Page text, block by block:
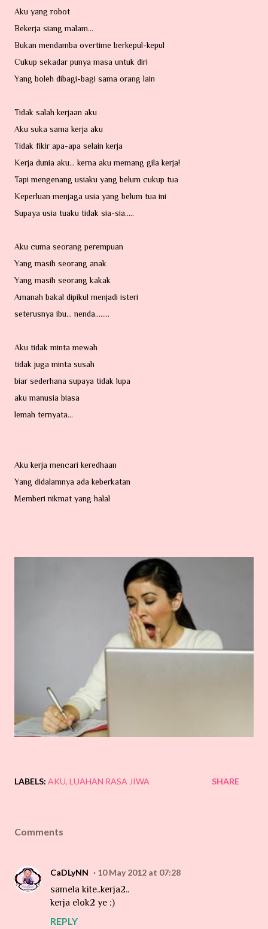
Aku yang robot
Bekerja siang malam...
Bukan mendamba overtime berkepul-kepul
Cukup sekadar punya masa untuk diri
Yang boleh dibagi-bagi sama orang lain
Tidak salah kerjaan aku
Aku suka sama kerja aku
Tidak fikir apa-apa selain kerja
Kerja dunia aku... kerna aku memang gila kerja!
Tapi mengenang usiaku yang belum cukup tua
Keperluan menjaga usia yang belum tua ini
Supaya usia tuaku tidak sia-sia.....
Aku cuma seorang perempuan
Yang masih seorang anak
Yang masih seorang kakak
Amanah bakal dipikul menjadi isteri
seterusnya ibu... nenda........
Aku tidak minta mewah
tidak juga minta susah
biar sederhana supaya tidak lupa
aku manusia biasa
lemah ternyata...
Aku kerja mencari keredhaan
Yang didalamnya ada keberkatan
Memberi nikmat yang halal
LABELS: AKU LUAHAN RASA JIWA SHARE
Comments
CaDLyNN 10 May 2012 at 07:28
samela kite..kerja2..
kerja elok2 ye :)
REPLY